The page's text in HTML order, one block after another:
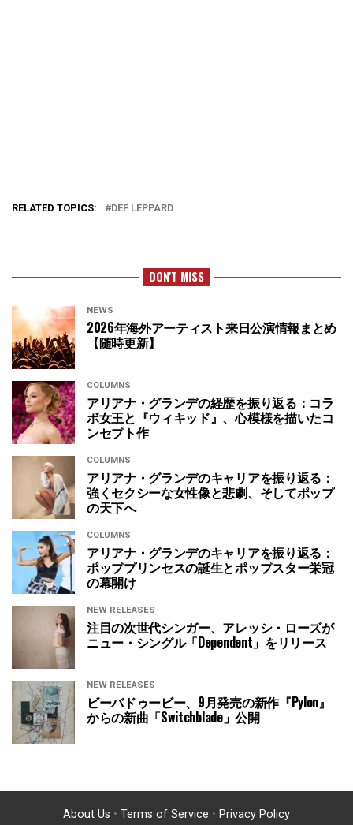
RELATED TOPICS: DEF LEPPARD
DON'T MISS
NEWS
2026年海外アーティスト来日公演情報まとめ
【随時更新】
COLUMNS
アリアナ・グランデの経歴を振り返る：コラ
ボ女王と『ウィキッド』、心模様を描いたコ
ンセプト作
COLUMNS
アリアナ・グランデのキャリアを振り返る：
強くセクシーな女性像と悲劇、そしてポップ
の天下へ
COLUMNS
アリアナ・グランデのキャリアを振り返る：
ポッププリンセスの誕生とポップスター栄冠
の幕開け
NEW RELEASES
注目の次世代シンガー、アレッシ・ローズが
ニュー・シングル「Dependent」をリリース
NEW RELEASES
ビーバドゥービー、9月発売の新作『Pylon』
からの新曲「Switchblade」公開
About Us • Terms of Service • Privacy Policy